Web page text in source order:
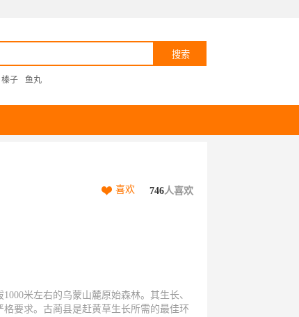
榛子 鱼丸
喜欢 746人喜欢
米左右的乌蒙山麓原始森林。其生长、
要求。古蔺县是赶黄草生长所需的最佳环